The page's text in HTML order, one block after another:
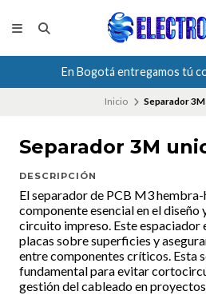
En Bogotá entregamos tú
Inicio Separador
Separador 3M
DESCRIPCIÓN
El separador de PCB M3 hembra-
componente esencial en el diseño
circuito impreso. Este espaciador
placas sobre superficies y
entre componentes críticos. Esta
fundamental para evitar
gestión del cableado en